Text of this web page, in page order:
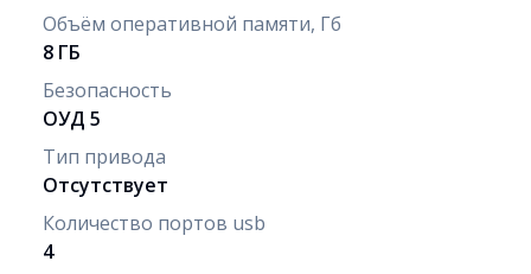
Объём оперативной памяти, Гб
8 ГБ
Безопасность
ОУД 5
Тип привода
Отсутствует
Количество портов usb
4